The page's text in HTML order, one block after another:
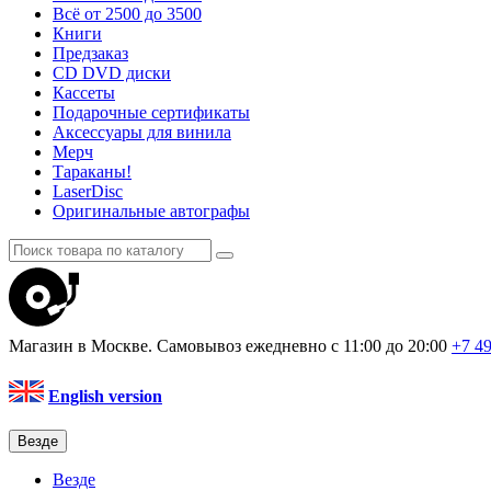
Всё от 2500 до 3500
Книги
Предзаказ
CD DVD диски
Кассеты
Подарочные сертификаты
Аксессуары для винила
Мерч
Тараканы!
LaserDisc
Оригинальные автографы
Магазин в Москве. Самовывоз ежедневно с 11:00 до 20:00 +7
English version
Везде
Везде